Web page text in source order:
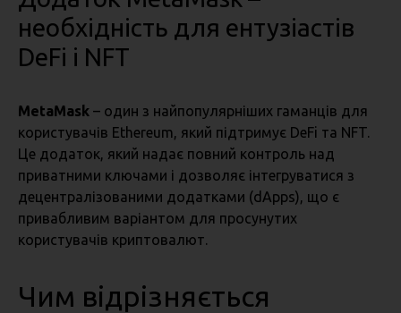
необхідність для ентузіастів
DeFi і NFT
MetaMask – один з найпопулярніших гаманців для
користувачів Ethereum, який підтримує DeFi та NFT.
Це додаток, який надає повний контроль над
приватними ключами і дозволяє інтегруватися з
децентралізованими додатками (dApps), що є
привабливим варіантом для просунутих
користувачів криптовалют.
Чим відрізняється